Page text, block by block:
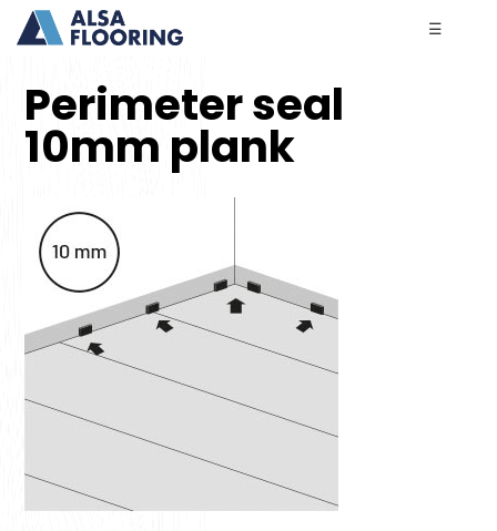
☰
Perimeter seal
10mm plank